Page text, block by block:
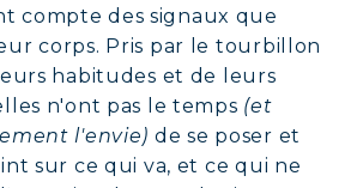
compte des signaux que
corps. Pris par le tourbillon
habitudes et de leurs
n'ont pas le temps (et
l'envie) de se poser et
sur ce qui va, et ce qui ne